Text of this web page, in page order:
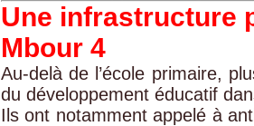
Une infrastructure
Mbour 4
Au-delà de l’école primaire,
du développement éducatif
Ils ont notamment appelé à